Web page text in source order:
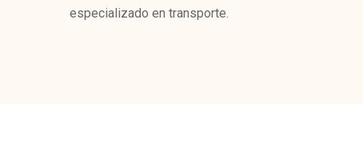
especializado en transporte.